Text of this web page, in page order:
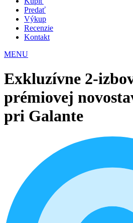
Predať
Výkup
Recenzie
Kontakt
MENU
Exkluzívne 2-
prémiovej
pri Galante